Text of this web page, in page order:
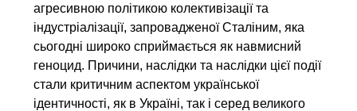
агресивною політикою колективізації та
індустріалізації, запровадженої Сталіним, яка
сьогодні широко сприймається як навмисний
геноцид. Причини, наслідки та наслідки цієї події
стали критичним аспектом української
ідентичності, як в Україні, так і серед великого